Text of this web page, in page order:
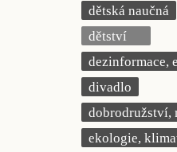
dětská naučná
dětství
dezinformace,
divadlo
dobrodružství,
ekologie,